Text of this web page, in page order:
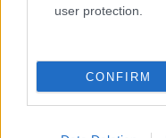
user protection.
CONFIRM
Táncolni bárhol! -
Színikritikusok Díja
gálája -
Szeptemberben a
díjátadójáról